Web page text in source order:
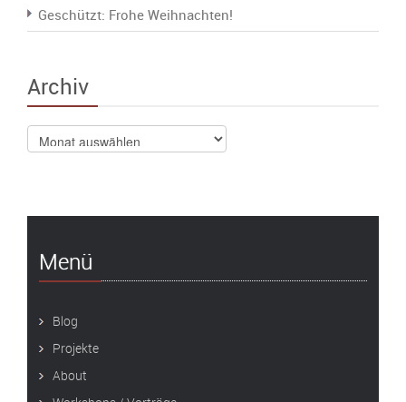
Geschützt: Frohe Weihnachten!
Archiv
Archiv
Menü
Blog
Projekte
About